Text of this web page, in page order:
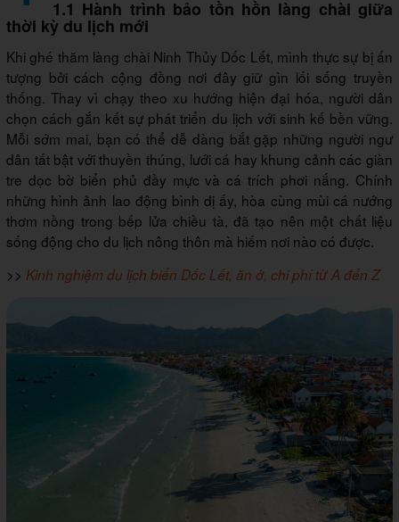
1.1 Hành trình bảo tồn hồn làng chài giữa
thời kỳ du lịch mới
Khi ghé thăm làng chài Ninh Thủy Dốc Lết, mình thực sự bị ấn
tượng bởi cách cộng đồng nơi đây giữ gìn lối sống truyền
thống. Thay vì chạy theo xu hướng hiện đại hóa, người dân
chọn cách gắn kết sự phát triển du lịch với sinh kế bền vững.
Mỗi sớm mai, bạn có thể dễ dàng bắt gặp những người ngư
dân tất bật với thuyền thúng, lưới cá hay khung cảnh các giàn
tre dọc bờ biển phủ đầy mực và cá trích phơi nắng. Chính
những hình ảnh lao động bình dị ấy, hòa cùng mùi cá nướng
thơm nồng trong bếp lửa chiều tà, đã tạo nên một chất liệu
sống động cho du lịch nông thôn mà hiếm nơi nào có được.
>> Kinh nghiệm du lịch biển Dốc Lết, ăn ở, chi phí từ A đến Z